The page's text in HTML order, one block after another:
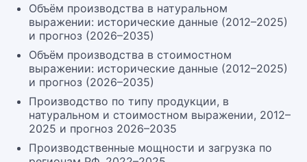
Объём производства в натуральном
выражении: исторические данные (2012–2025)
и прогноз (2026–2035)
Объём производства в стоимостном
выражении: исторические данные (2012–2025)
и прогноз (2026–2035)
Производство по типу продукции, в
натуральном и стоимостном выражении, 2012–
2025 и прогноз 2026–2035
Производственные мощности и загрузка по